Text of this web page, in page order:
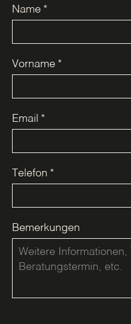
Name *
Vorname *
Email *
Telefon *
Bemerkungen